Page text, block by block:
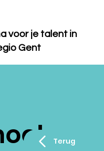
voor je talent in
Gent
Terug